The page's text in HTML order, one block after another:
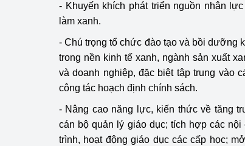
- Khuyến khích phát triển nguồn nhân
làm xanh.
- Chú trọng tổ chức đào tạo và bồi dưỡng
trong nền kinh tế xanh, ngành sản xuất
và doanh nghiệp, đặc biệt tập trung vào
công tác hoạch định chính sách.
- Nâng cao năng lực, kiến thức về tăng
cán bộ quản lý giáo dục; tích hợp các
trình, hoạt động giáo dục các cấp học;